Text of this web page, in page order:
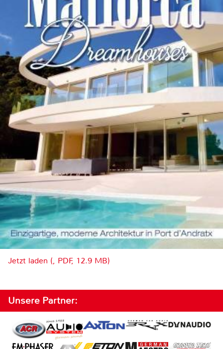
Jetzt laden (, PDF, 12.9 MB)
Unsere Partner: